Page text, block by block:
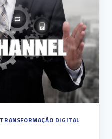
TRANSFORMAÇÃO DIGITAL